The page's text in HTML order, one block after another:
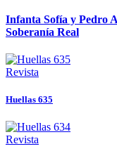
Infanta Sofía y Pedro
Soberanía Real
Revista
Huellas 635
Revista